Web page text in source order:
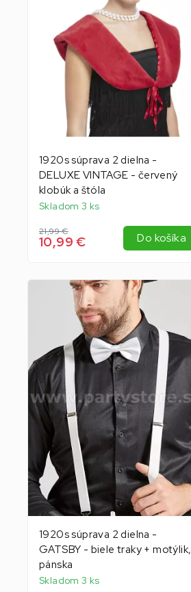
1920s súprava 2 dielna -
DELUXE VINTAGE - červený
klobúk a štóla
Skladom 3 ks
21,99 €
10,99 € Do košíka
1920s súprava 2 dielna -
GATSBY - biele traky + motýlik,
pánska
Skladom 3 ks